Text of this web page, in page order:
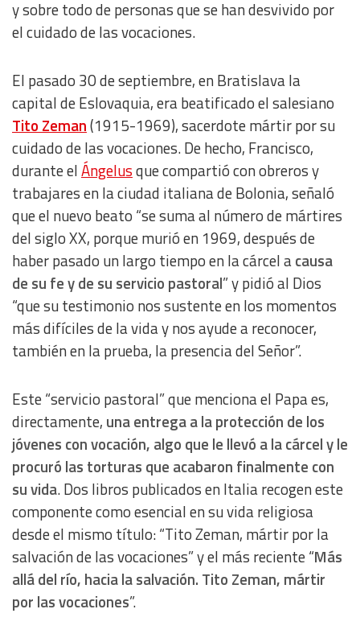
y sobre todo de personas que se han desvivido por
el cuidado de las vocaciones.
El pasado 30 de septiembre, en Bratislava la
capital de Eslovaquia, era beatificado el salesiano
Tito Zeman(1915-1969), sacerdote mártir por su
cuidado de las vocaciones. De hecho, Francisco,
durante elÁngelusque compartió con obreros y
trabajares en la ciudad italiana de Bolonia, señaló
que el nuevo beato “se suma al número de mártires
del siglo XX, porque murió en 1969, después de
haber pasado un largo tiempo en la cárcel acausa
de su fe y de su servicio pastoral” y pidió al Dios
“que su testimonio nos sustente en los momentos
más difíciles de la vida y nos ayude a reconocer,
también en la prueba, la presencia del Señor”.
Este “servicio pastoral” que menciona el Papa es,
directamente, una entrega a la protección de los
jóvenes con vocación, algo que le llevó a la cárcel y le
procuró las torturas que acabaron finalmente con
su vida. Dos libros publicados en Italia recogen este
componente como esencial en su vida religiosa
desde el mismo título: “Tito Zeman, mártir por la
salvación de las vocaciones” y el más reciente “Más
allá del río, hacia la salvación. Tito Zeman, mártir
por las vocaciones”.
Measure content performance
of data from different sources
Develop and improve services
Use limited data to select content
IAB Special Features:
Use precise geolocation data
Identify devices based on information actively requested
Non-IAB processing purposes:
Essential
Analytical
Functional
Advertising